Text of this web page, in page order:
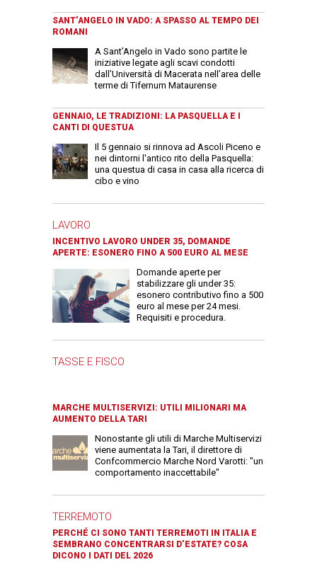
SANT’ANGELO IN VADO: A SPASSO AL TEMPO DEI
ROMANI
A Sant’Angelo in Vado sono partite le
iniziative legate agli scavi condotti
dall’Università di Macerata nell’area delle
terme di Tifernum Mataurense
GENNAIO, LE TRADIZIONI: LA PASQUELLA E I
CANTI DI QUESTUA
Il 5 gennaio si rinnova ad Ascoli Piceno e
nei dintorni l'antico rito della Pasquella:
una questua di casa in casa alla ricerca di
cibo e vino
LAVORO
INCENTIVO LAVORO UNDER 35, DOMANDE
APERTE: ESONERO FINO A 500 EURO AL MESE
Domande aperte per
stabilizzare gli under 35:
esonero contributivo fino a 500
euro al mese per 24 mesi.
Requisiti e procedura.
TASSE E FISCO
MARCHE MULTISERVIZI: UTILI MILIONARI MA
AUMENTO DELLA TARI
Nonostante gli utili di Marche Multiservizi
viene aumentata la Tari, il direttore di
Confcommercio Marche Nord Varotti: "un
comportamento inaccettabile"
TERREMOTO
PERCHÉ CI SONO TANTI TERREMOTI IN ITALIA E
SEMBRANO CONCENTRARSI D’ESTATE? COSA
DICONO I DATI DEL 2026